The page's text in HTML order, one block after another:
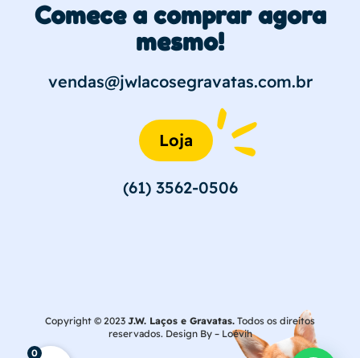
Comece a comprar agora
mesmo!
vendas@jwlacosegravatas.com.br
Loja
(61) 3562-0506
Copyright © 2023 J.W. Laços e Gravatas. Todos os direitos
reservados. Design By – Loévih
0